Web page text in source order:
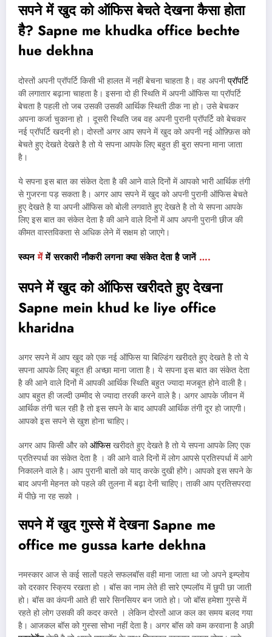
सपने में खुद को ऑफिस बेचते देखना कैसा होता
है? Sapne me khudka office bechte
hue dekhna
दोस्तों अपनी प्रॉपर्टि किसी भी हालत में नहीं बेचना चाहता है। वह अपनीप्रॉपर्टि
की लगातार बढ़ाना चाहता है। इसना दो ही स्थिति में अपनी ऑफिस या प्रॉपर्टि
बेचता है पहली तो जब उसकी उसकी आर्थिक स्थिती ठीक ना हो। उसे बेचकर
अपना कर्जा चुकाना हो । दूसरी स्थिति जब वह अपनी पुरानी प्रॉपर्टि को बेचकर
नई प्रॉपर्टि खदनी हो। दोस्तों अगर आप सपने में खुद को अपनी नई ओफ़्फ़िस को
बेचते हुए देखते देखते है तो ये सपना आपके लिए बहुत ही बुरा सपना माना जाता
है।
ये सपना इस बात का संकेत देता है की आने वाले दिनों में आपको भारी आर्थिक तंगी
से गुजरना पड़ सकता है। अगर आप सपने में खुद को अपनी पुरानी ऑफिस बेचते
हुए देखते है या अपनी ऑफिस को बोली लगवाते हुए देखते है तो ये सपना आपके
लिए इस बात का संकेत देता है की आने वाले दिनों में आप अपनी पुरानी छीज की
कीमत वास्तविकता से अधिक लेने में सक्षम हो जाएगे।
स्व्पनमेंमें सरकारी नौकरी लगना क्या संकेत देता है जानें ….
सपने में खुद को ऑफिस खरीदते हुए देखना
Sapne mein khud ke liye office
kharidna
अगर सपने में आप खुद को एक नई ऑफिस या बिल्डिंग खरीदते हुए देखते है तो ये
सपना आपके लिए बहूत ही अच्छा माना जाता है। ये सपना इस बात का संकेत देता
है की आने वाले दिनों में आपकी आर्थिक स्थिति बहुत ज्यादा मजबूत होने वाली है।
आप बहुत ही जल्दी उम्मीद से ज्यादा तरकी करने वाले है। अगर आपके जीवन में
आर्थिक तंगी चल रही है तो इस सपने के बाद आपकी आर्थिक तंगी दूर हो जाएगी।
आपको इस सपने से खुश होना चाहिए।
अगर आप किसी और कोऑफिसखरीदते हुए देखते है तो ये सपना आपके लिए एक
प्रतिस्पर्धा का संकेत देता है । की आने वाले दिनों में लोग आपसे प्रतिस्पर्धा में आगे
निकालने वाले है। आप पुरानी बातों को याद् करके दुखी होंगे। आपको इस सपने के
बाद अपनी मेहनत को पहले की तुलना में बढ़ा देनी चाहिए। ताकी आप प्रतिसपरदा
में पीछे ना रह सको ।
सपने में खुद गुस्से में देखनाSapne me
office me gussa karte dekhna
नमस्कार आज से कई सालों पहले सफलबॉस वही माना जाता था जो अपने इम्प्लोय
को दरकार स्क्रिय रखता हो । बॉस का नाम लेते ही सारे एम्पलॉय में छुपी छा जाती
हो। बॉस का कंपनी आते ही सारे सिनसियर बन जाते हो। जो बॉस हमेशा गुस्से में
रहते हो लोग उसकी की कदर करते । लेकिन दोस्तों आज कल का समय बलद गया
है। आजकल बॉस को गुस्सा सोभा नहीं देता है। अगर बॉस को कम करवाना है अछी